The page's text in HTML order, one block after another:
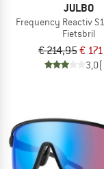
JULBO
Frequency Reactiv
Fietsbril
€ 214,95€
3,0